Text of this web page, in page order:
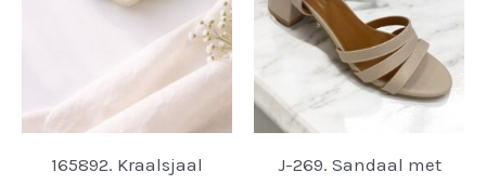
165892. Kraalsjaal
J-269. Sandaal met